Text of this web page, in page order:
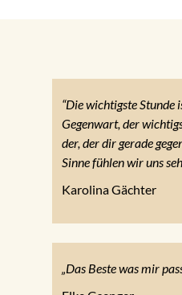
“Die wichtigste Stunde
Gegenwart, der
der, der dir gerade
Sinne fühlen wir uns
Karolina Gächter
„Das Beste was mir